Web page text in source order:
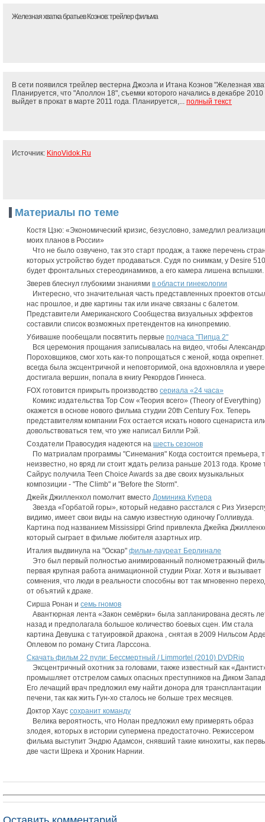
Железная хватка братьев Коэнов: трейлер фильма
В сети появился трейлер вестерна Джоэла и Итана Коэнов "Железная
Планируется, что "Аполлон 18", съемки которого начались в декабре 2010
выйдет в прокат в марте 2011 года. Планируется,... полный текст
Источник: KinoVidok.Ru
Материалы по теме
Костя Цзю: «Экономический кризис, безусловно, замедлил
моих планов в России»
Что не было озвучено, так это старт продаж, а также перечень
которых устройство будет продаваться. Судя по снимкам, у Desire
будет фронтальных стереодинамиков, а его камера лишена вспышки.
Зверев блеснул глубокими знаниями в области гинекологии
Интересно, что значительная часть представленных проектов
нас прошлое, и две картины так или иначе связаны с балетом.
Представители Американского Сообщества визуальных эффектов
составили список возможных претендентов на кинопремию.
Убивашке пообещали посвятить первые полчаса "Пипца 2"
Вся церемония прощания записывалась на видео, чтобы Александр
Пороховщиков, смог хоть как-то попрощаться с женой, когда
всегда была эксцентричной и неповторимой, она вдохновляла и
достигала вершин, попала в книгу Рекордов Гиннеса.
FOX готовится прикрыть производство сериала «24 часа»
Комикс издательства Top Cow «Теория всего» (Theory of Everything)
окажется в основе нового фильма студии 20th Century Fox. Теперь
представителям компании Fox остается искать нового сценариста
довольствоваться тем, что уже написал Билли Рэй.
Создатели Правосудия надеются на шесть сезонов
По матриалам программы "Синемания" Когда состоится премьера,
неизвестно, но вряд ли стоит ждать релиза раньше 2013 года. Кроме
Сайрус получила Teen Choice Awards за две своих музыкальных
композиции - "The Climb" и "Before the Storm".
Джейк Джилленхол помолчит вместо Доминика Купера
Звезда «Горбатой горы», который недавно расстался с Риз
видимо, имеет свои виды на самую известную одиночку Голливуда.
Картина под названием Mississippi Grind привлекла Джейка
который сыграет в фильме любителя азартных игр.
Италия выдвинула на "Оскар" фильм-лауреат Берлинале
Это был первый полностью анимированный полнометражный
первая крупная работа анимационной студии Pixar. Хотя и вызывает
сомнения, что люди в реальности способны вот так мгновенно
от объятий к драке.
Сирша Ронан и семь гномов
Авантюрная лента «Закон семёрки» была запланирована десять
назад и предполагала большое количество боевых сцен. Им стала
картина Девушка с татуировкой дракона , снятая в 2009 Нильсом
Оплевом по роману Стига Ларссона.
Скачать фильм 22 пули: Бессмертный / Limmortel (2010) DVDRip
Эксцентричный охотник за головами, также известный как
промышляет отстрелом самых опасных преступников на Диком
Его лечащий врач предложил ему найти донора для трансплантации
печени, так как жить Гун-хо сталось не больше трех месяцев.
Доктор Хаус сохранит команду
Велика вероятность, что Нолан предложил ему примерять образ
злодея, которых в истории супермена предостаточно. Режиссером
фильма выступит Эндрю Адамсон, снявший такие кинохиты, как
две части Шрека и Хроник Нарнии.